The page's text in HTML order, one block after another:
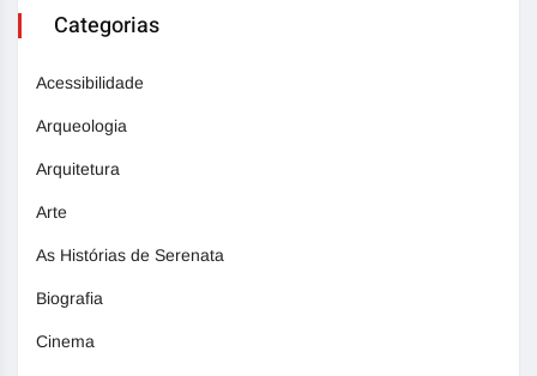
Categorias
Acessibilidade
Arqueologia
Arquitetura
Arte
As Histórias de Serenata
Biografia
Cinema